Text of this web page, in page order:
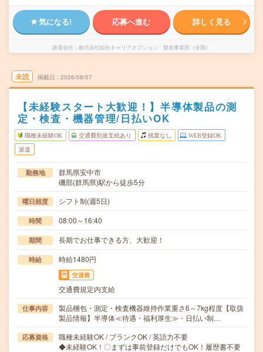
気になる! 応募へ進む 詳しく見る
派遣会社 株式会社綜合キャリアオプション 製造事業部（全国）
未読 掲載日 2026/08/07
【未経験スタート大歓迎！】半導体製品の測
定・検査・機器管理/日払いOK
職種未経験OK 交通費別途支給あり 残業なし WEB登録OK
派遣
勤務地
群馬県安中市
磯部(群馬県)駅から徒歩5分
曜日頻度 シフト制(週5日)
時間 08:00～16:40
期間 長期でお仕事できる方、大歓迎！
時給 時給1480円
交通費
交通費規定内支給
仕事内容
製品梱包・測定・検査機器維持作業重さ6～7kg程度【取扱
製品情報】半導体≪待遇・福利厚生≫・日払い制…
応募資格
職種未経験OK / ブランクOK / 英語力不要
◆未経験OK！〇まずは事前登録だけでもOK！履歴書不要